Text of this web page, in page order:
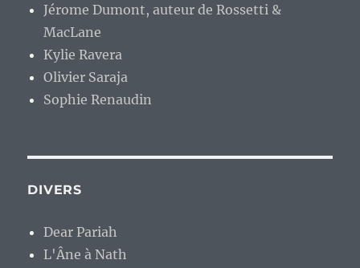
Jérome Dumont, auteur de Rossetti &
MacLane
Kylie Ravera
Olivier Saraja
Sophie Renaudin
DIVERS
Dear Pariah
L'Âne à Nath